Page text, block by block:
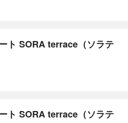
ト SORA terrace（ソラテ
ト SORA terrace（ソラテ